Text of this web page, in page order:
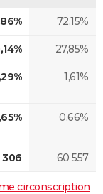
72,15%
27,85%
1,61%
0,66%
306 60 557
circonscription